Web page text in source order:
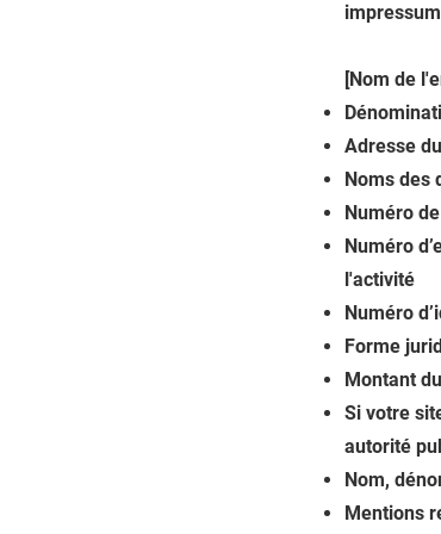
[Nom de
Adresse
Noms des
Numéro
Numéro
l'activité
Numéro
Forme
Montant
Si votre
autorité
Nom,
Mentions